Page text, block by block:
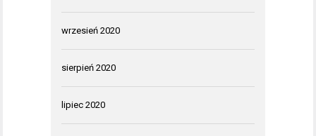
wrzesień 2020
sierpień 2020
lipiec 2020